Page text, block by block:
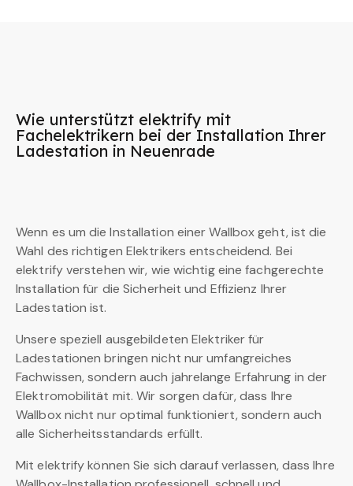
Wie unterstützt elektrify mit
Fachelektrikern bei der Installation Ihrer
Ladestation in Neuenrade
Wenn es um die Installation einer Wallbox geht, ist die
Wahl des richtigen Elektrikers entscheidend. Bei
elektrify verstehen wir, wie wichtig eine fachgerechte
Installation für die Sicherheit und Effizienz Ihrer
Ladestation ist.
Unsere speziell ausgebildeten Elektriker für
Ladestationen bringen nicht nur umfangreiches
Fachwissen, sondern auch jahrelange Erfahrung in der
Elektromobilität mit. Wir sorgen dafür, dass Ihre
Wallbox nicht nur optimal funktioniert, sondern auch
alle Sicherheitsstandards erfüllt.
Mit elektrify können Sie sich darauf verlassen, dass Ihre